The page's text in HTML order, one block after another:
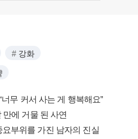
강화
무 커서 사는 게 행복해요”
에 거물 된 사연
부위를 가진 남자의 진실